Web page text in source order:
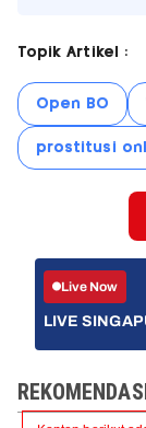
Topik Artikel :
Open BO
prostitusi
Live Now
LIVE